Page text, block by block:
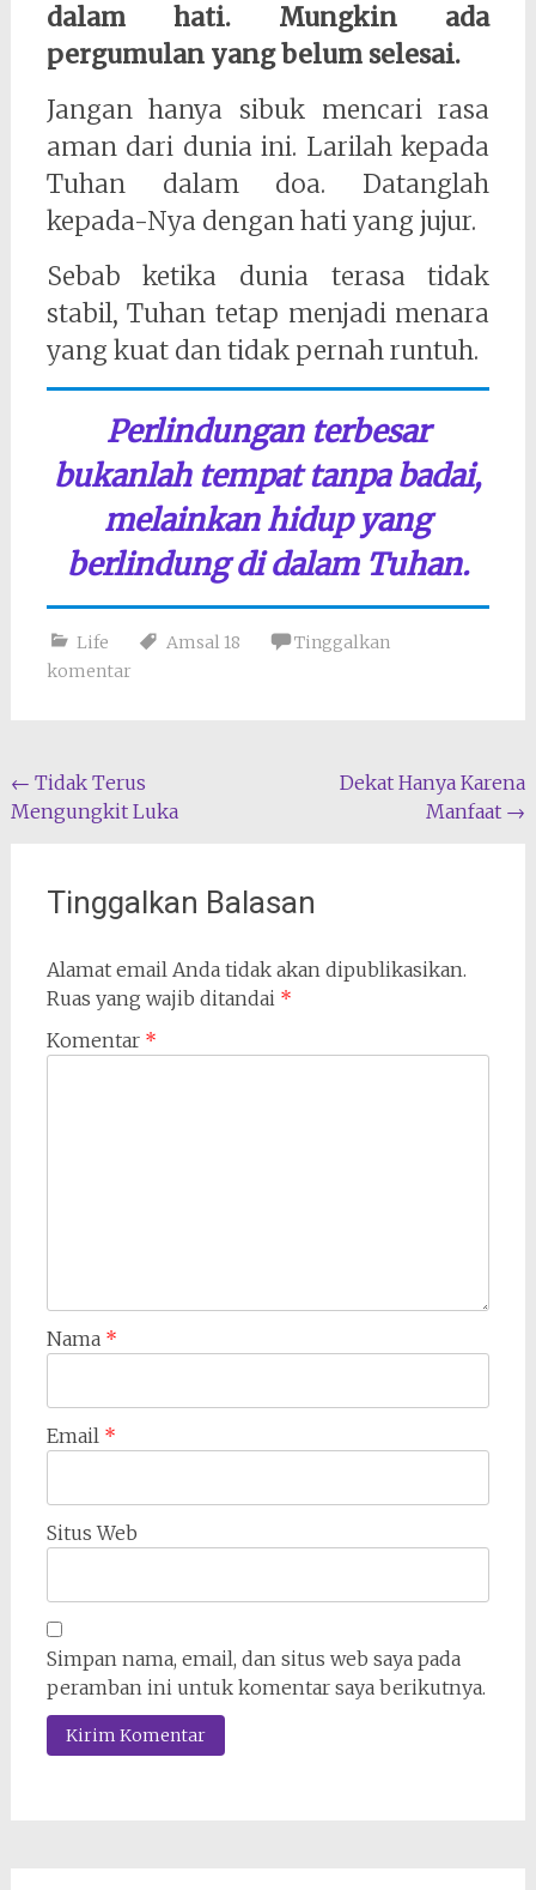
dalam hati. Mungkin ada
pergumulan yang belum selesai.
Jangan hanya sibuk mencari rasa
aman dari dunia ini. Larilah kepada
Tuhan dalam doa. Datanglah
kepada-Nya dengan hati yang jujur.
Sebab ketika dunia terasa tidak
stabil, Tuhan tetap menjadi menara
yang kuat dan tidak pernah runtuh.
Perlindungan terbesar
bukanlah tempat tanpa badai,
melainkan hidup yang
berlindung di dalam Tuhan.
Life Amsal 18
Tinggalkan
komentar
Navigasi
pos
← Tidak Terus
Mengungkit Luka
Dekat Hanya Karena
Manfaat →
Tinggalkan Balasan
Alamat email Anda tidak akan dipublikasikan.
Ruas yang wajib ditandai *
Komentar *
Nama *
Email *
Situs Web
Simpan nama, email, dan situs web saya pada
peramban ini untuk komentar saya berikutnya.